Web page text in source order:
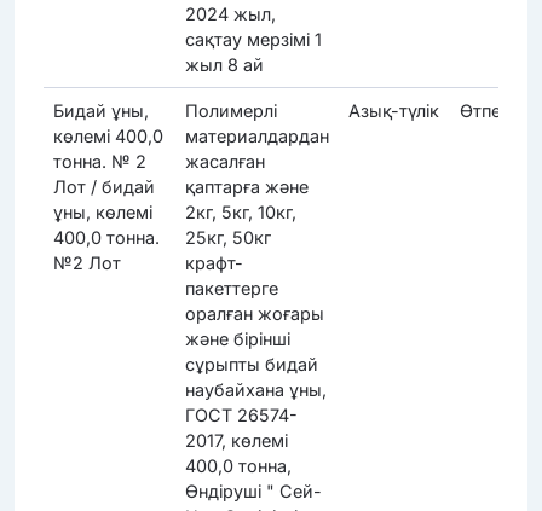
2024 жыл,
сақтау мерзімі 1
жыл 8 ай
Бидай ұны,
көлемі 400,0
тонна. № 2
Лот / бидай
ұны, көлемі
400,0 тонна.
№2 Лот
Полимерлі
материалдардан
жасалған
қаптарға және
2кг, 5кг, 10кг,
25кг, 50кг
крафт-
пакеттерге
оралған жоғары
және бірінші
сұрыпты бидай
наубайхана ұны,
ГОСТ 26574-
2017, көлемі
400,0 тонна,
Өндіруші " Сей-
Азық-түлік Өтпеді